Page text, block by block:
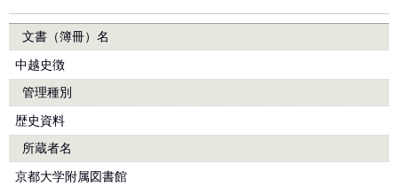
文書（簿冊）名
中越史徴
管理種別
歴史資料
所蔵者名
京都大学附属図書館